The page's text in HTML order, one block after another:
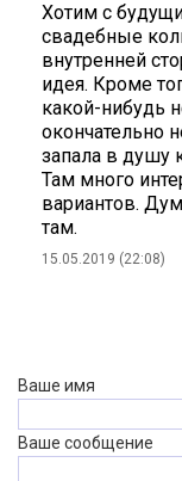
Хотим с
свадебные
внутренней
идея. Кроме
какой-
окончательно
запала в душу
Там много
вариантов.
там.
15.05.2019 (22:08)
Ваше имя
Ваше сообщение